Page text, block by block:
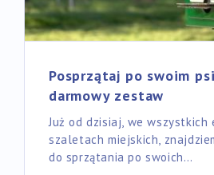
Posprzątaj po swoim
darmowy zestaw
Już od dzisiaj, we wszystkich
szaletach miejskich,
do sprzątania po swoich…